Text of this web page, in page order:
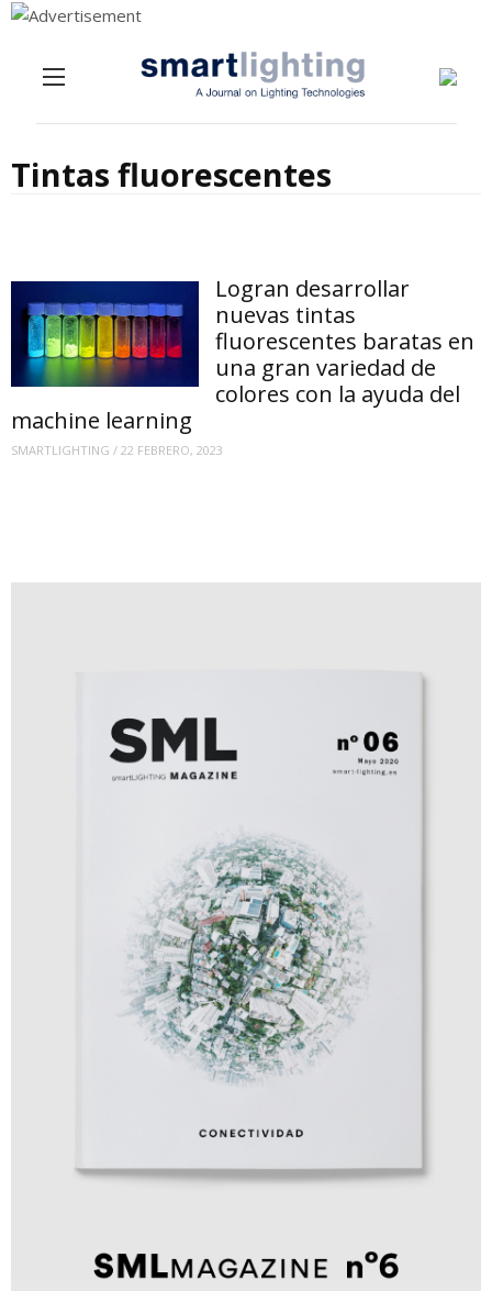
Tintas fluorescentes
Logran desarrollar
nuevas tintas
fluorescentes baratas en
una gran variedad de
colores con la ayuda del
machine learning
SMARTLIGHTING / 22 FEBRERO, 2023